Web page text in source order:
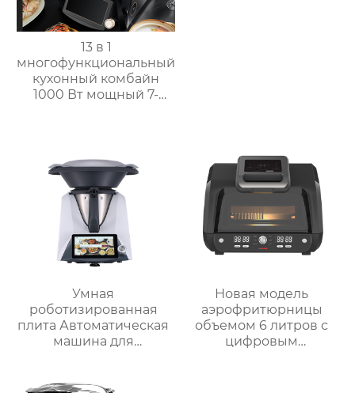
13 в 1
многофункциональный
кухонный комбайн
1000 Вт мощный 7-
кухонный комбайн
Умная
роботизированная
плита Автоматическая
машина для
Робот для
Новая модель
аэрофритюрницы
объемом 6 литров с
цифровым